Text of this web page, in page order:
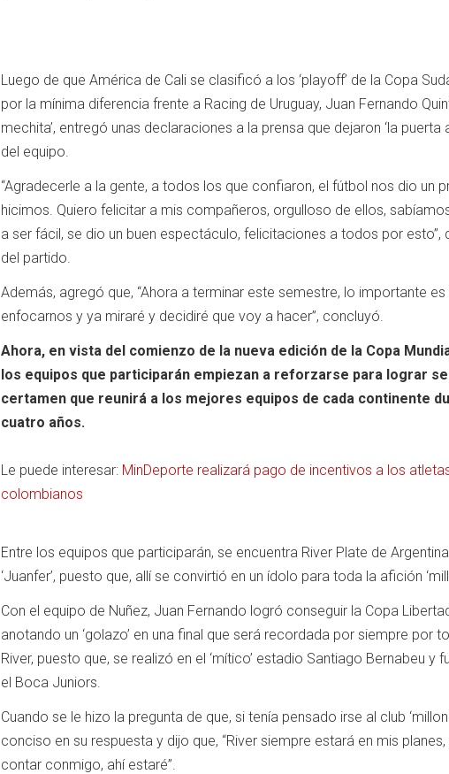
Luego de que América de Cali se clasificó a los ‘playoff’ de la Copa
por la mínima diferencia frente a Racing de Uruguay, Juan Fernando
mechita’, entregó unas declaraciones a la prensa que dejaron ‘la puerta
del equipo.
“Agradecerle a la gente, a todos los que confiaron, el fútbol nos dio un
hicimos. Quiero felicitar a mis compañeros, orgulloso de ellos,
a ser fácil, se dio un buen espectáculo, felicitaciones a todos por esto”,
del partido.
Además, agregó que, “Ahora a terminar este semestre, lo importante
enfocarnos y ya miraré y decidiré que voy a hacer”, concluyó.
Ahora, en vista del comienzo de la nueva edición de la Copa
los equipos que participarán empiezan a reforzarse para lograr
certamen que reunirá a los mejores equipos de cada continente
cuatro años.
Le puede interesar: MinDeporte realizará pago de incentivos a los
colombianos
Entre los equipos que participarán, se encuentra River Plate de
‘Juanfer’, puesto que, allí se convirtió en un ídolo para toda la afición
Con el equipo de Nuñez, Juan Fernando logró conseguir la Copa
anotando un ‘golazo’ en una final que será recordada por siempre por
River, puesto que, se realizó en el ‘mítico’ estadio Santiago Bernabeu y
el Boca Juniors.
Cuando se le hizo la pregunta de que, si tenía pensado irse al club
conciso en su respuesta y dijo que, “River siempre estará en mis
contar conmigo, ahí estaré”.